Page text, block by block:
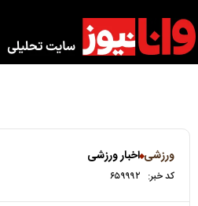
ورزشی اخبار ورزشی
کد خبر: ۶۵۹۹۹۲